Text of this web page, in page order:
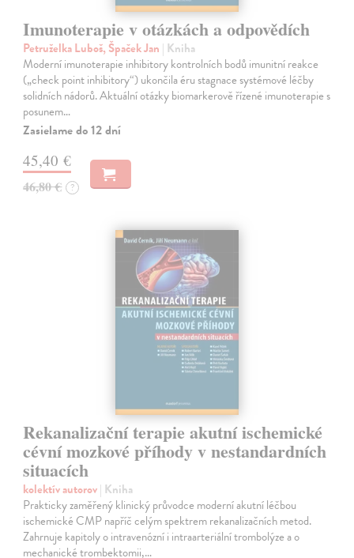
Imunoterapie v otázkách a odpovědích
Petruželka Luboš, Špaček Jan | Kniha
Moderní imunoterapie inhibitory kontrolních bodů imunitní reakce
(„check point inhibitory“) ukončila éru stagnace systémové léčby
solidních nádorů. Aktuální otázky biomarkerově řízené imunoterapie s
posunem…
Zasielame do 12 dní
45,40 €
46,80 € ?
Rekanalizační terapie akutní ischemické
cévní mozkové příhody v nestandardních
situacích
kolektív autorov| Kniha
Prakticky zaměřený klinický průvodce moderní akutní léčbou
ischemické CMP napříč celým spektrem rekanalizačních metod.
Zahrnuje kapitoly o intravenózní i intraarteriální trombolýze a o
mechanické trombektomii,…